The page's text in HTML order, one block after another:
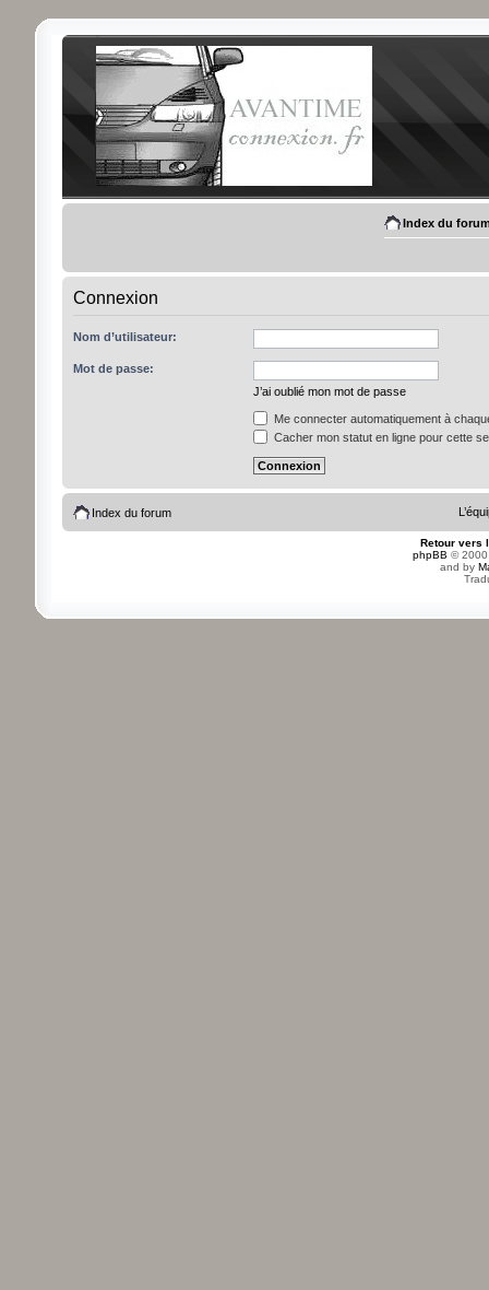
Index du
Connexion
Nom d’utilisateur:
Mot de passe:
J’ai oublié mon mot de passe
Me connecter automatiquement à
Cacher mon statut en ligne pour cette
Index du forum
Retour vers
phpBB ©
and by